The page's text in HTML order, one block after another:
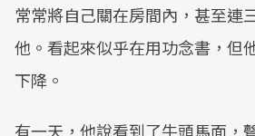
常常將自己關在房間內，甚至連
他。看起來似乎在用功念書，但
下降。
有一天，他說看到了牛頭馬面，